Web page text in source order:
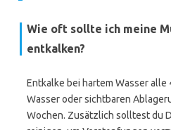
Wie oft sollte ich meine
entkalken?
Entkalke bei hartem Wasser alle
Wasser oder sichtbaren
Wochen. Zusätzlich solltest du